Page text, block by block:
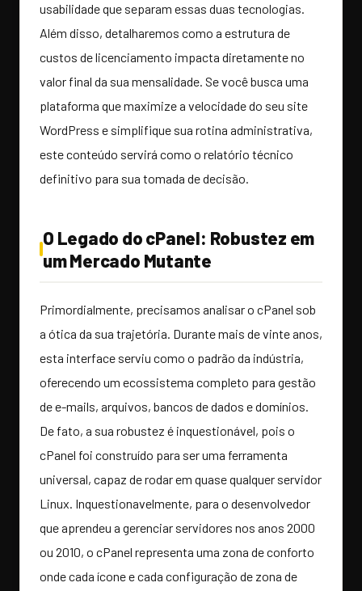
usabilidade que separam essas duas tecnologias.
Além disso, detalharemos como a estrutura de
custos de licenciamento impacta diretamente no
valor final da sua mensalidade. Se você busca uma
plataforma que maximize a velocidade do seu site
WordPress e simplifique sua rotina administrativa,
este conteúdo servirá como o relatório técnico
definitivo para sua tomada de decisão.
O Legado do cPanel: Robustez em
um Mercado Mutante
Primordialmente, precisamos analisar o cPanel sob
a ótica da sua trajetória. Durante mais de vinte anos,
esta interface serviu como o padrão da indústria,
oferecendo um ecossistema completo para gestão
de e-mails, arquivos, bancos de dados e domínios.
De fato, a sua robustez é inquestionável, pois o
cPanel foi construído para ser uma ferramenta
universal, capaz de rodar em quase qualquer servidor
Linux. Inquestionavelmente, para o desenvolvedor
que aprendeu a gerenciar servidores nos anos 2000
ou 2010, o cPanel representa uma zona de conforto
onde cada ícone e cada configuração de zona de